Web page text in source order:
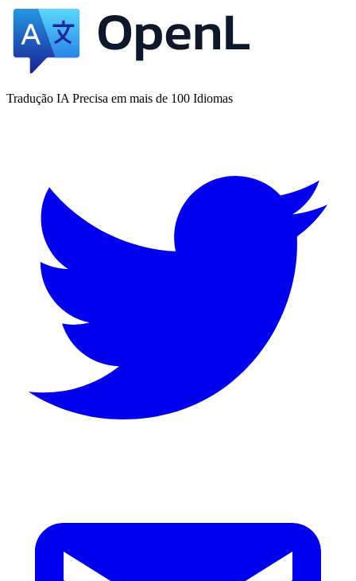
Tradução IA Precisa em mais de 100 Idiomas